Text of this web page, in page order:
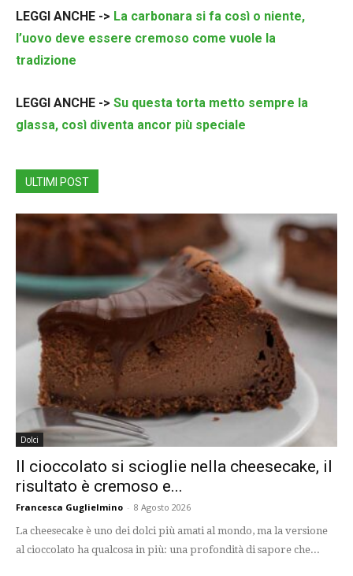
LEGGI ANCHE -> La carbonara si fa così o niente,
l’uovo deve essere cremoso come vuole la
tradizione
LEGGI ANCHE -> Su questa torta metto sempre la
glassa, così diventa ancor più speciale
ULTIMI POST
Dolci
Il cioccolato si scioglie nella cheesecake, il
risultato è cremoso e...
Francesca Guglielmino - 8 Agosto 2026
La cheesecake è uno dei dolci più amati al mondo, ma la versione
al cioccolato ha qualcosa in più: una profondità di sapore che...